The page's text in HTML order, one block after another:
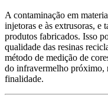
A contaminação em
injetoras e às extrusoras, e
produtos fabricados. Isso
qualidade das resinas
método de medição de
do infravermelho próximo,
finalidade.